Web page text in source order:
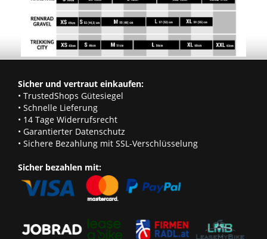
Sicher und vertraut einkaufen:
• TrustedShops Gütesiegel
• Schnelle Lieferung
• 14 Tage Widerrufsrecht
• Garantierter Datenschutz
• Sichere Bezahlung mit SSL-Verschlüsselung
Sicher bezahlen mit: